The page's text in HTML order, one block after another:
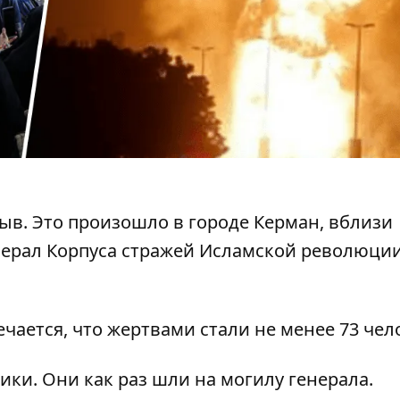
. Это произошло в городе Керман, вблизи
Корпуса стражей Исламской
что жертвами стали не менее 73
Они как раз шли на могилу генерала.